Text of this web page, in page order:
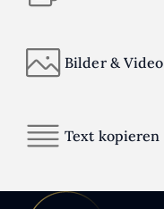
Bilder & Video
Text kopieren